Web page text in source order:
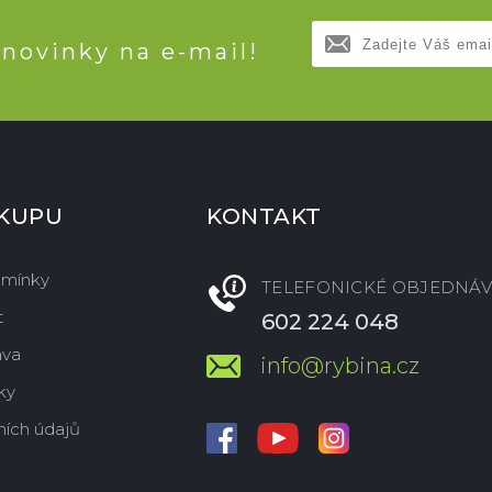
na e-mail!
údajů
KONTAKT
TELEFONICKÉ
602 224 048
info@rybina.cz